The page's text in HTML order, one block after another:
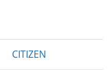
CITIZEN